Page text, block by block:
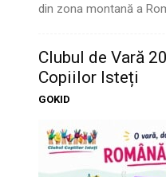
din zona montană a
Clubul de Vară
Copiilor Isteți
GOKID